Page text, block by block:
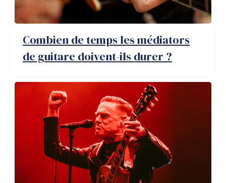
Combien de temps les médiators
de guitare doivent-ils durer ?